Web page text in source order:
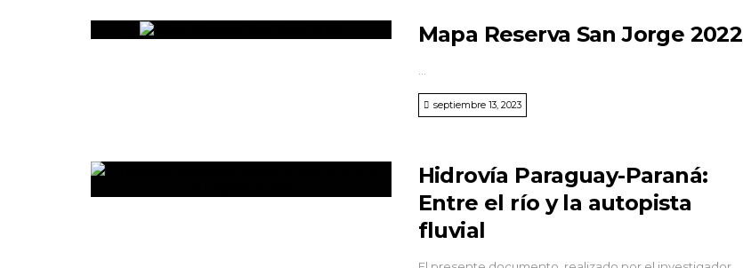
Mapa Reserva San Jorge 2022
septiembre 13, 2023
Hidrovía Paraguay-Paraná:
Entre el río y la autopista
fluvial